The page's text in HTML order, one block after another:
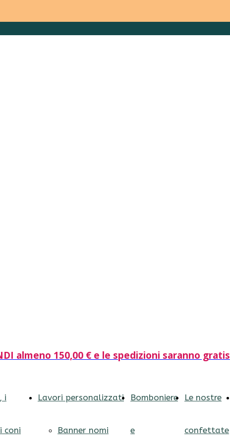
almeno 150,00 € e le spedizioni saranno gratis
i
coni
Lavori personalizzati
Banner nomi
Bomboniere
e
Le nostre
confettate